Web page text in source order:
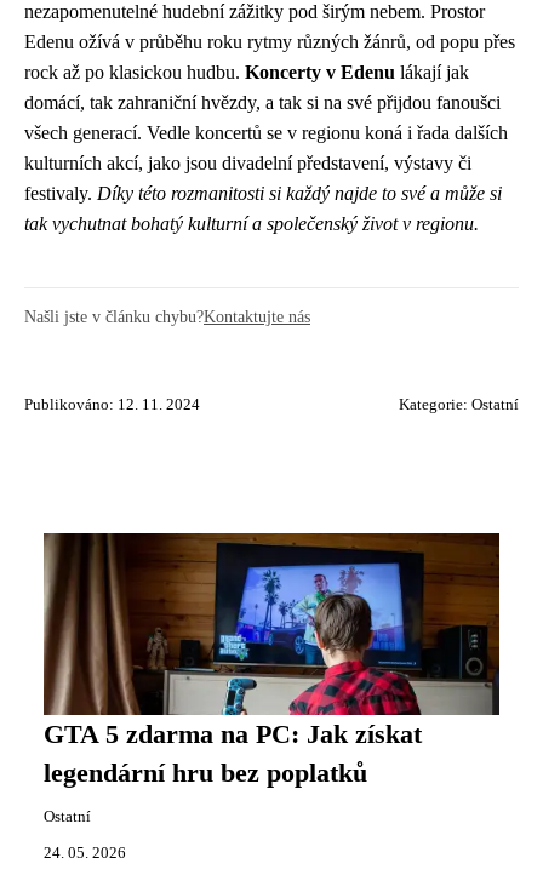
nezapomenutelné hudební zážitky pod širým nebem. Prostor
Edenu ožívá v průběhu roku rytmy různých žánrů, od popu přes
rock až po klasickou hudbu. Koncerty v Edenu lákají jak
domácí, tak zahraniční hvězdy, a tak si na své přijdou fanoušci
všech generací. Vedle koncertů se v regionu koná i řada dalších
kulturních akcí, jako jsou divadelní představení, výstavy či
festivaly. Díky této rozmanitosti si každý najde to své a může si
tak vychutnat bohatý kulturní a společenský život v regionu.
Našli jste v článku chybu?Kontaktujte nás
Publikováno: 12. 11. 2024 Kategorie: Ostatní
GTA 5 zdarma na PC: Jak získat
legendární hru bez poplatků
Ostatní
24. 05. 2026